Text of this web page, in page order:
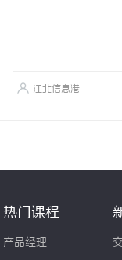
江北信息港
热门课程
产品经理